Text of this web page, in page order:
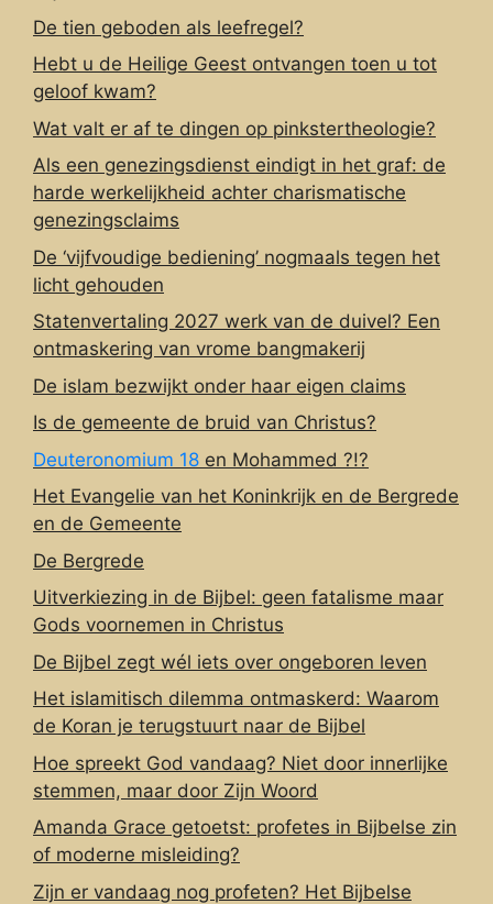
De tien geboden als leefregel?
Hebt u de Heilige Geest ontvangen toen u tot
geloof kwam?
Wat valt er af te dingen op pinkstertheologie?
Als een genezingsdienst eindigt in het graf: de
harde werkelijkheid achter charismatische
genezingsclaims
De ‘vijfvoudige bediening’ nogmaals tegen het
licht gehouden
Statenvertaling 2027 werk van de duivel? Een
ontmaskering van vrome bangmakerij
De islam bezwijkt onder haar eigen claims
Is de gemeente de bruid van Christus?
Deuteronomium 18 en Mohammed ?!?
Het Evangelie van het Koninkrijk en de Bergrede
en de Gemeente
De Bergrede
Uitverkiezing in de Bijbel: geen fatalisme maar
Gods voornemen in Christus
De Bijbel zegt wél iets over ongeboren leven
Het islamitisch dilemma ontmaskerd: Waarom
de Koran je terugstuurt naar de Bijbel
Hoe spreekt God vandaag? Niet door innerlijke
stemmen, maar door Zijn Woord
Amanda Grace getoetst: profetes in Bijbelse zin
of moderne misleiding?
Zijn er vandaag nog profeten? Het Bijbelse